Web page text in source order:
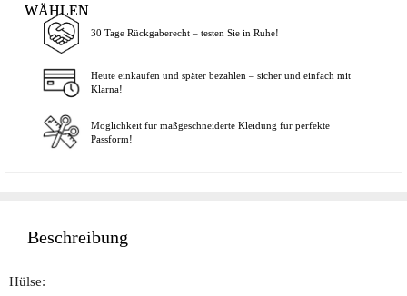
WÄHLEN
In den Warenkorb
30 Tage Rückgaberecht – testen Sie in Ruhe!
Heute einkaufen und später bezahlen – sicher und einfach mit
Klarna!
Möglichkeit für maßgeschneiderte Kleidung für perfekte
Passform!
Beschreibung
Hülse: